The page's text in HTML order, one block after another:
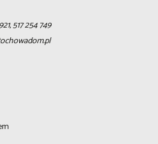
517 254 749